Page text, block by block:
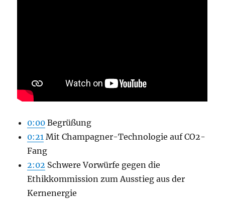
0:00 Begrüßung
0:21 Mit Champagner-Technologie auf CO2-
Fang
2:02 Schwere Vorwürfe gegen die
Ethikkommission zum Ausstieg aus der
Kernenergie